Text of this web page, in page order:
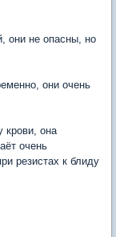
они не опасны, но
они очень
крови, она
очень
резистах к блиду